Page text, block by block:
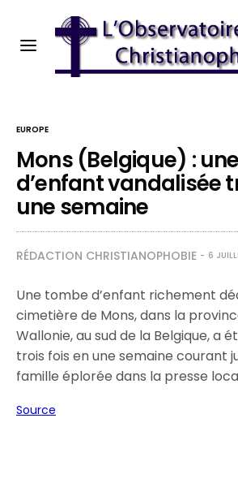
EUROPE
Mons (Belgique) :
d’enfant vandalisée
une semaine
RÉDACTION CHRISTIANOPHOBIE 6
Une tombe d’enfant richement
cimetière de Mons, dans la
Wallonie, au sud de la Belgique, a
trois fois en une semaine courant
famille éplorée dans la presse
Source